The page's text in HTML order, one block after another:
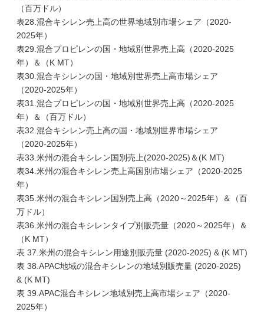
（百万ドル）
表28.混合キシレン売上高の世界地域別市場シェア（2020-
2025年）
表29.混合プロピレンの国・地域別世界売上高（2020-2025
年）＆（K MT）
表30.混合キシレンの国・地域別世界売上高市場シェア
（2020-2025年）
表31.混合プロピレンの国・地域別世界売上高（2020-2025
年）＆（百万ドル）
表32.混合キシレン売上高の国・地域別世界市場シェア
（2020-2025年）
表33.米州の混合キシレン国別売上(2020-2025)＆(K MT)
表34.米州の混合キシレン売上高国別市場シェア（2020-2025
年）
表35.米州の混合キシレン国別売上高（2020～2025年）＆（百
万ドル）
表36.米州の混合キシレンタイプ別販売量（2020～2025年）＆
（K MT）
表 37.米州の混合キシレン用途別販売量 (2020-2025) & (K MT)
表 38.APAC地域の混合キシレンの地域別販売量 (2020-2025)
& (K MT)
表 39.APAC混合キシレン地域別売上高市場シェア（2020-
2025年）